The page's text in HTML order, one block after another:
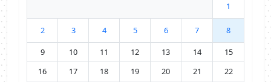
1
2 3 4 5 6 7
8
9
10 11 12 13 14
15
16
17 18 19 20 21
22